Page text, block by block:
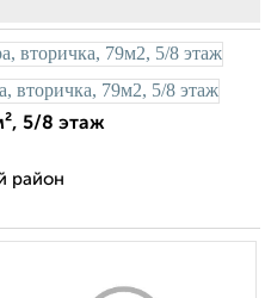
5/8 этаж
район